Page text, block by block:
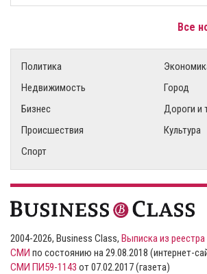
Все
Политика
Недвижимость
Город
Бизнес
Дороги и
Происшествия
Культура
Спорт
2004-2026, Business Class, Выписка из
СМИ по состоянию на 29.08.2018 (интернет-
СМИ ПИ59-1143 от 07.02.2017 (газета)